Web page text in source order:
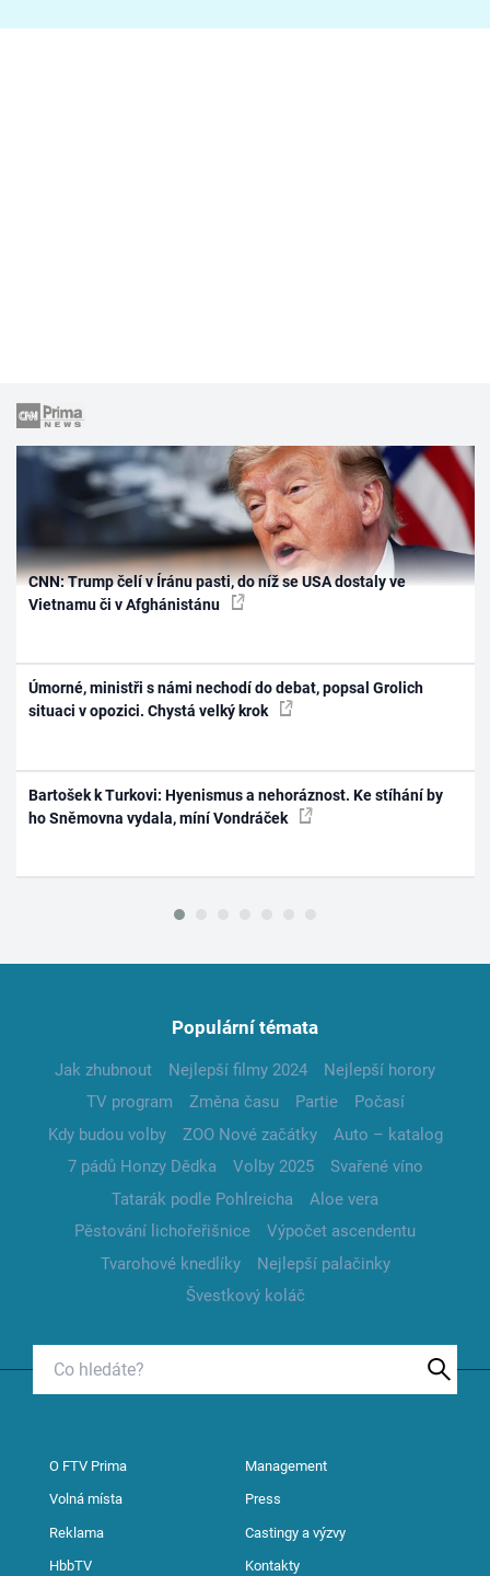
CNN: Trump čelí v Íránu pasti, do níž se USA dostaly ve
Vietnamu či v Afghánistánu
Úmorné, ministři s námi nechodí do debat, popsal Grolich
situaci v opozici. Chystá velký krok
Bartošek k Turkovi: Hyenismus a nehoráznost. Ke stíhání by
ho Sněmovna vydala, míní Vondráček
Populární témata
Jak zhubnout Nejlepší filmy 2024
Nejlepší horory
TV program
Změna času Partie
Počasí
Kdy budou volby
ZOO Nové začátky
Auto – katalog
7 pádů Honzy Dědka
Volby 2025
Svařené víno
Tatarák podle Pohlreicha
Aloe vera
Pěstování lichořeřišnice
Výpočet ascendentu
Tvarohové knedlíky
Nejlepší palačinky
Švestkový koláč
O FTV Prima Management
Volná místa Press
Reklama Castingy a výzvy
HbbTV Kontakty